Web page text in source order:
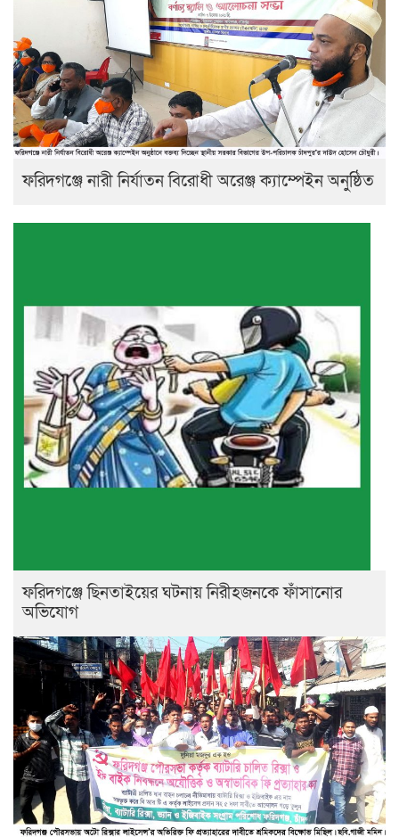
ফরিদগঞ্জে নারী নির্যাতন বিরোধী অরেঞ্জ ক্যাম্পেইন অনুষ্ঠিত
ফরিদগঞ্জে ছিনতাইয়ের ঘটনায় নিরীহজনকে ফাঁসানোর
অভিযোগ